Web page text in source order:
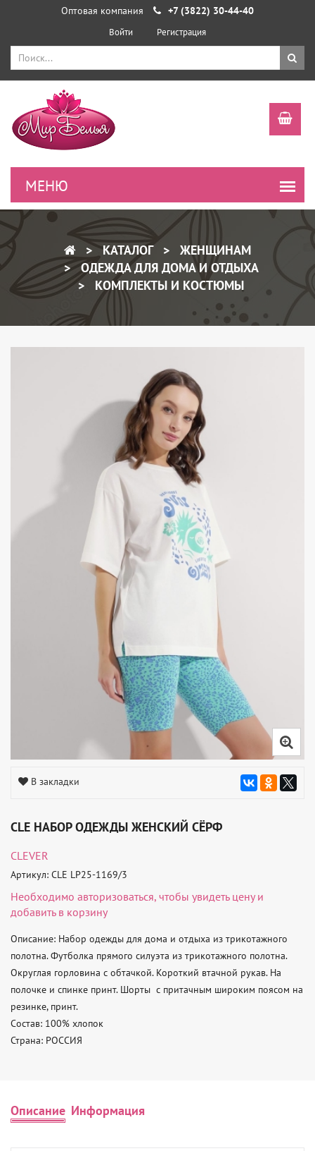
Оптовая компания +7 (3822) 30-44-40
Войти Регистрация
КАТАЛОГ
ЖЕНЩИНАМ
ОДЕЖДА ДЛЯ ДОМА И ОТДЫХА
КОМПЛЕКТЫ И КОСТЮМЫ
В закладки
CLE НАБОР ОДЕЖДЫ ЖЕНСКИЙ СЁРФ
CLEVER
Артикул: CLE LP25-1169/3
Необходимо авторизоваться, чтобы увидеть цену и
добавить в корзину
Описание: Набор одежды для дома и отдыха из трикотажного
полотна. Футболка прямого силуэта из трикотажного полотна.
Округлая горловина с обтачкой. Короткий втачной рукав. На
полочке и спинке принт. Шорты  с притачным широким поясом на
резинке, принт.
Состав: 100% хлопок
Страна: РОССИЯ
Описание Информация